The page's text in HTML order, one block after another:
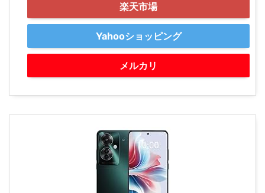
楽天市場
Yahooショッピング
メルカリ